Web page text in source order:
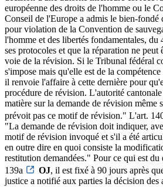
européenne des droits de l'homme ou le
Conseil de l'Europe a admis le bien-
pour violation de la Convention de
l'homme et des libertés fondamentales, du
ses protocoles et que la réparation ne peut
voie de la révision. Si le Tribunal fédéral
s'impose mais qu'elle est de la
il renvoie l'affaire à cette dernière pour
procédure de révision. L'autorité cantonale
matière sur la demande de révision même
prévoit pas ce motif de révision." L'art.
"La demande de révision doit indiquer,
motif de révision invoqué et s'il a été
en outre dire en quoi consiste la
restitution demandées." Pour ce qui est du
139a
OJ, il est fixé à 90 jours après
justice a notifié aux parties la décision des